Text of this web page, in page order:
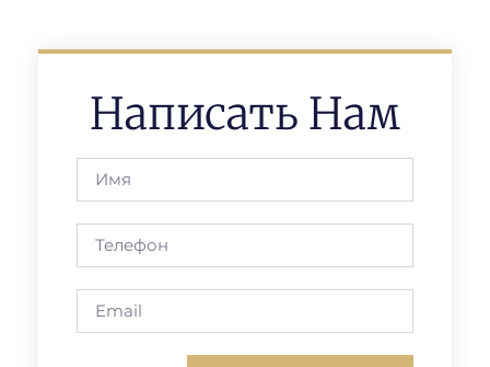
Написать Нам